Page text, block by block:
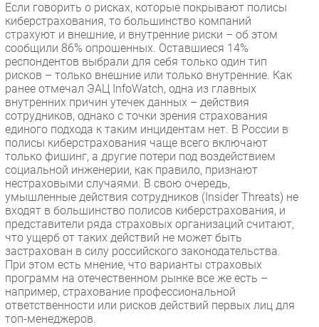
Если говорить о рисках, которые покрывают полисы
киберстрахования, то большинство компаний
страхуют и внешние, и внутренние риски – об этом
сообщили 86% опрошенных. Оставшиеся 14%
респондентов выбрали для себя только один тип
рисков – только внешние или только внутренние. Как
ранее отмечал ЭАЦ InfoWatch, одна из главных
внутренних причин утечек данных – действия
сотрудников, однако с точки зрения страхования
единого подхода к таким инцидентам нет. В России в
полисы киберстрахования чаще всего включают
только фишинг, а другие потери под воздействием
социальной инженерии, как правило, признают
нестраховыми случаями. В свою очередь,
умышленные действия сотрудников (Insider Threats) не
входят в большинство полисов киберстрахования, и
представители ряда страховых организаций считают,
что ущерб от таких действий не может быть
застрахован в силу российского законодательства.
При этом есть мнение, что варианты страховых
программ на отечественном рынке все же есть –
например, страхование профессиональной
ответственности или рисков действий первых лиц для
топ-менеджеров.